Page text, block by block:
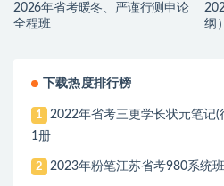
2026年省考暖冬、严谨行测申论
全程班
纲）
下载热度排行榜
1
2022年省考三更学长状元笔记
1册
2 2023年粉笔江苏省考980系统班